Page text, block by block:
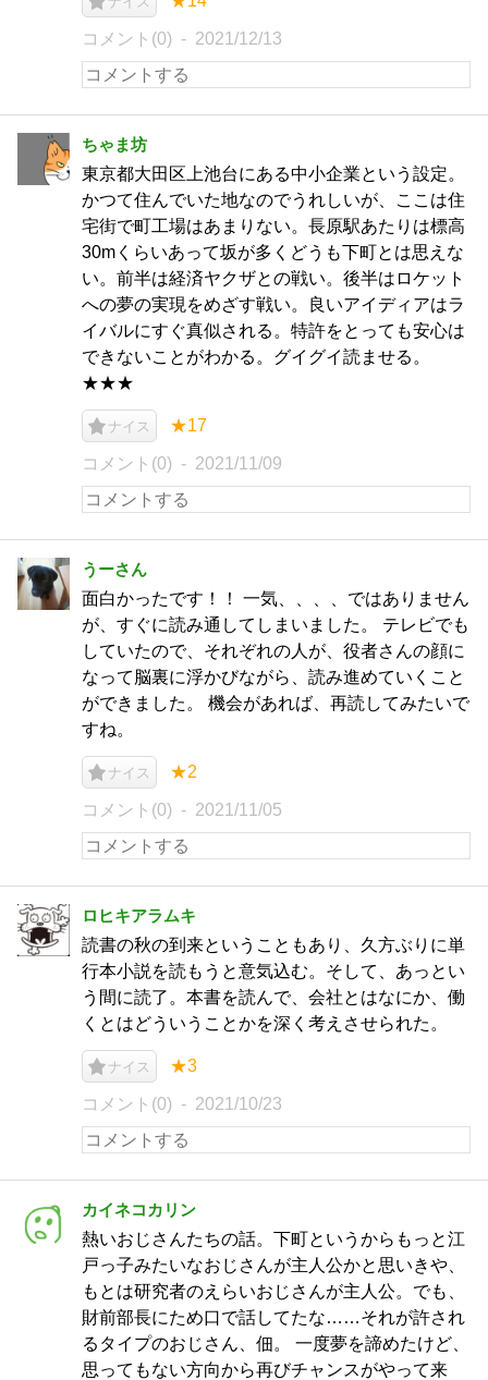
コメント(0) 2021/12/13
ちゃま坊
東京都大田区上池台にある中小企業という設定。
かつて住んでいた地なのでうれしいが、ここは住
宅街で町工場はあまりない。長原駅あたりは標高
30mくらいあって坂が多くどうも下町とは思えな
い。前半は経済ヤクザとの戦い。後半はロケット
への夢の実現をめざす戦い。良いアイディアはラ
イバルにすぐ真似される。特許をとっても安心は
できないことがわかる。グイグイ読ませる。
★★★
ナイス ★17
コメント(0) 2021/11/09
うーさん
面白かったです！！ 一気、、、、ではありません
が、すぐに読み通してしまいました。 テレビでも
していたので、それぞれの人が、役者さんの顔に
なって脳裏に浮かびながら、読み進めていくこと
ができました。 機会があれば、再読してみたいで
すね。
ナイス ★2
コメント(0) 2021/11/05
ロヒキアラムキ
読書の秋の到来ということもあり、久方ぶりに単
行本小説を読もうと意気込む。そして、あっとい
う間に読了。本書を読んで、会社とはなにか、働
くとはどういうことかを深く考えさせられた。
ナイス ★3
コメント(0) 2021/10/23
カイネコカリン
熱いおじさんたちの話。下町というからもっと江
戸っ子みたいなおじさんが主人公かと思いきや、
もとは研究者のえらいおじさんが主人公。でも、
財前部長にため口で話してたな……それが許され
るタイプのおじさん、佃。 一度夢を諦めたけど、
思ってもない方向から再びチャンスがやって来